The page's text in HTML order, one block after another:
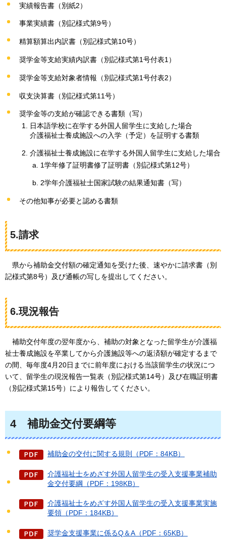
実績報告書（別紙2）
事業実績書（別記様式第9号）
精算額算出内訳書（別記様式第10号）
奨学金等支給実績内訳書（別記様式第1号付表1）
奨学金等支給対象者情報（別記様式第1号付表2）
収支決算書（別記様式第11号）
奨学金等の支給が確認できる書類（写）
日本語学校に在学する外国人留学生に支給した場合
介護福祉士養成施設への入学（予定）を証明する書類
介護福祉士養成施設に在学する外国人留学生に支給した場合
1学年修了証明書修了証明書（別記様式第12号）
2学年介護福祉士国家試験の結果通知書（写）
その他知事が必要と認める書類
5.請求
県から補助金交付額の確定通知を受けた後、速やかに請求書（別
記様式第8号）及び通帳の写しを提出してください。
6.現況報告
補助交付年度の翌年度から、 補助の対象となった留学生が介護福
祉士養成施設を卒業してから介護施設等への返済額が確定するまで
の間、毎年度4月20日までに前年度における当該留学生の状況につ
いて、留学生の現況報告一覧表（別記様式第14号）及び在職証明書
（別記様式第15号）により報告してください。
4 補助金交付要綱等
補助金の交付に関する規則（PDF：84KB）
介護福祉士をめざす外国人留学生の受入支援事業補助
金交付要綱（PDF：198KB）
介護福祉士をめざす外国人留学生の受入支援事業実施
要領（PDF：184KB）
奨学金支援事業に係るQ＆A（PDF：65KB）